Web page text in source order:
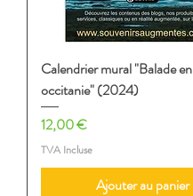
Calendrier mural "Balade en
occitanie" (2024)
Prix
12,00 €
TVA Incluse
Ajouter au panier